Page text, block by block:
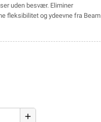
uden besvær. Eliminer
fleksibilitet og ydeevne fra Beam
add